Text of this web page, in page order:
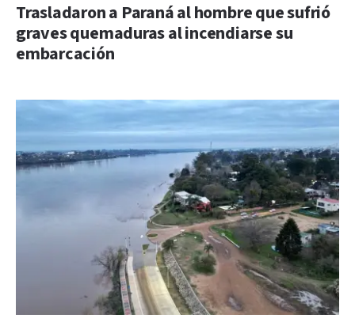
Trasladaron a Paraná al hombre que sufrió
graves quemaduras al incendiarse su
embarcación